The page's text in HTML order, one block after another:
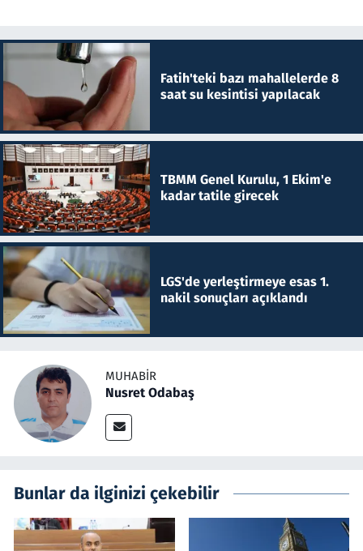
Fatih'teki bazı mahallelerde 8
saat su kesintisi yapılacak
TBMM Genel Kurulu, 1 Ekim'e
kadar tatile girecek
LGS'de yerleştirmeye esas 1.
nakil sonuçları açıklandı
MUHABIR
Nusret Odabaş
Bunlar da ilginizi çekebilir